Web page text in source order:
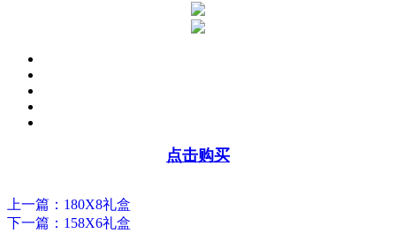
点击购买
上一篇：180X8礼盒
下一篇：158X6礼盒